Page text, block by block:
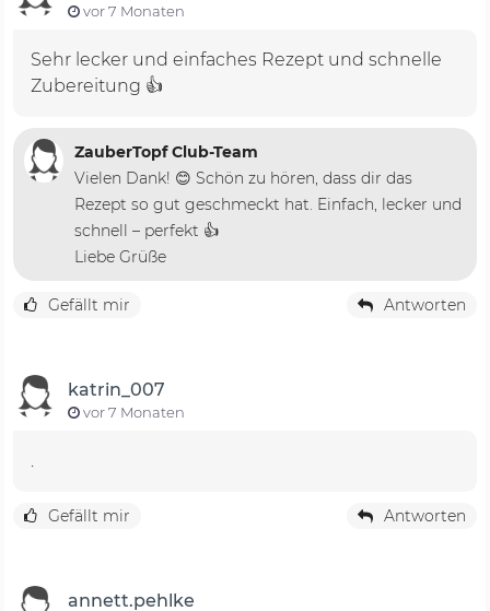
vor 7 Monaten
Sehr lecker und einfaches Rezept und schnelle
Zubereitung 👍
ZauberTopf Club-Team
Vielen Dank! 😊 Schön zu hören, dass dir das
Rezept so gut geschmeckt hat. Einfach, lecker und
schnell – perfekt 👍
Liebe Grüße
Gefällt mir Antworten
katrin_007
vor 7 Monaten
.
Gefällt mir Antworten
annett.pehlke